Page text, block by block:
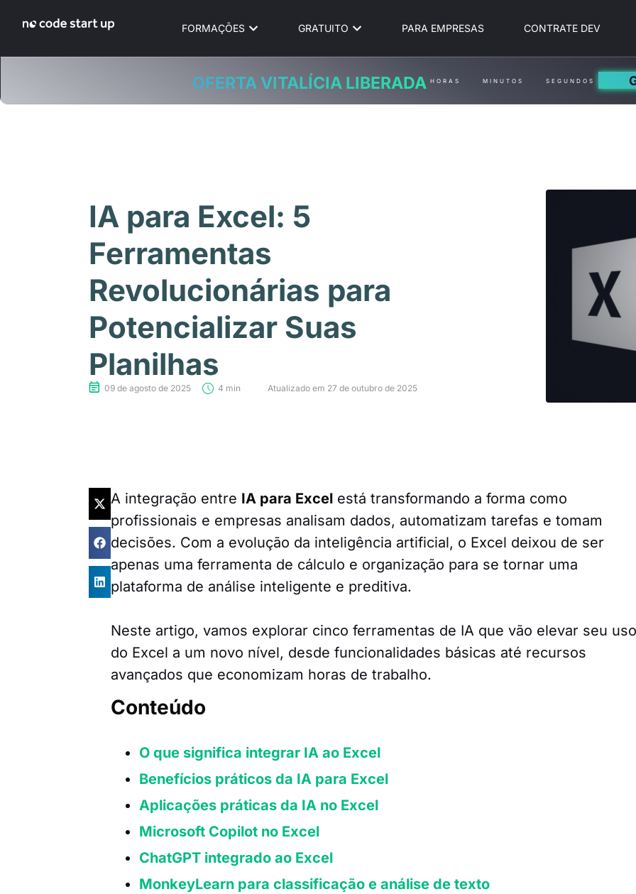
FORMAÇÕES GRATUITO PARA EMPRESAS CONTRATE DEV
OFERTA VITALÍCIA LIBERADA HORAS MINUTOS SEGUNDOS
IA para Excel: 5
Ferramentas
Revolucionárias para
Potencializar Suas
Planilhas
09 de agosto de 2025 4 min Atualizado em 27 de outubro de 2025
A integração entre IA para Excel está transformando a forma como
profissionais e empresas analisam dados, automatizam tarefas e tomam
decisões. Com a evolução da inteligência artificial, o Excel deixou de ser
apenas uma ferramenta de cálculo e organização para se tornar uma
plataforma de análise inteligente e preditiva.
Neste artigo, vamos explorar cinco ferramentas de IA que vão elevar seu
do Excel a um novo nível, desde funcionalidades básicas até recursos
avançados que economizam horas de trabalho.
Conteúdo
O que significa integrar IA ao Excel
Benefícios práticos da IA para Excel
Aplicações práticas da IA no Excel
Microsoft Copilot no Excel
ChatGPT integrado ao Excel
MonkeyLearn para classificação e análise de texto